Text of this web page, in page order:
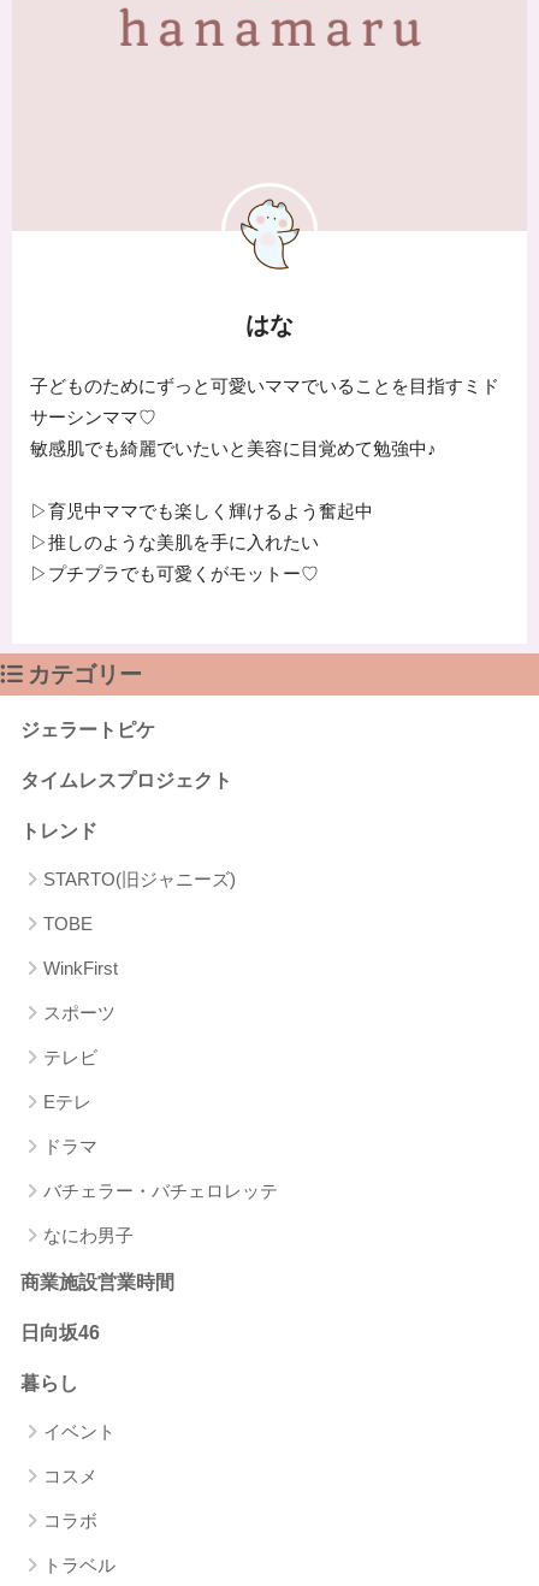
はな
子どものためにずっと可愛いママでいることを目指すミド
サーシンママ♡
敏感肌でも綺麗でいたいと美容に目覚めて勉強中♪
▷育児中ママでも楽しく輝けるよう奮起中
▷推しのような美肌を手に入れたい
▷プチプラでも可愛くがモットー♡
カテゴリー
ジェラートピケ
タイムレスプロジェクト
トレンド
STARTO(旧ジャニーズ)
TOBE
WinkFirst
スポーツ
テレビ
Eテレ
ドラマ
バチェラー・バチェロレッテ
なにわ男子
商業施設営業時間
日向坂46
暮らし
イベント
コスメ
コラボ
トラベル